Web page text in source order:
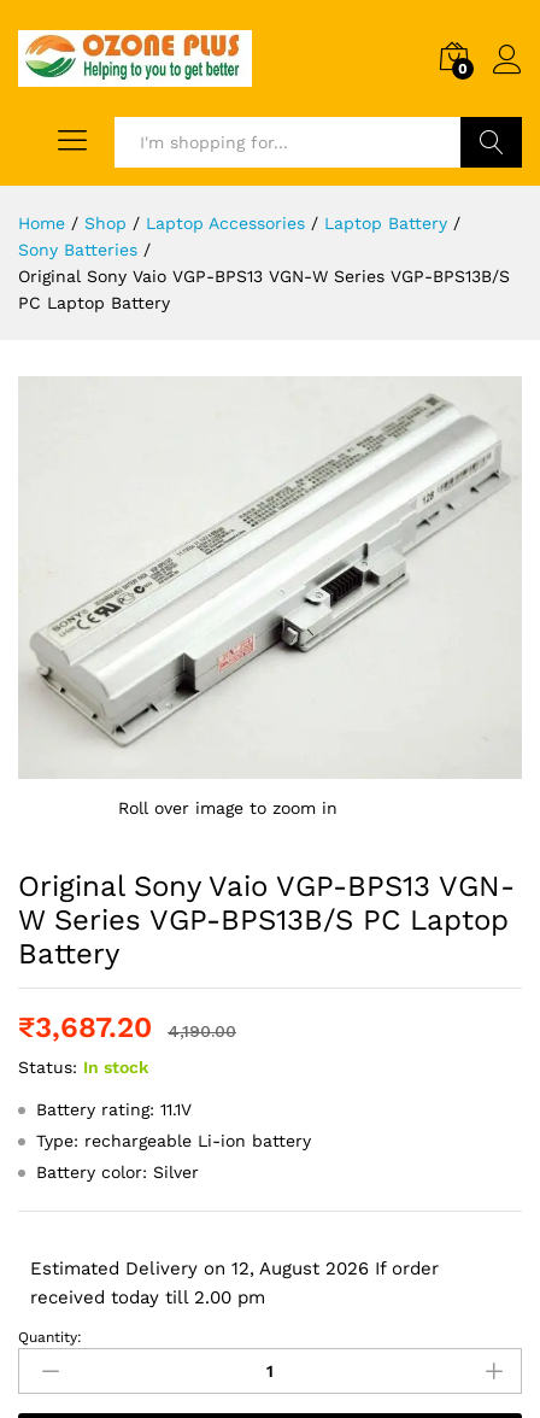
0
Home / Shop / Laptop Accessories / Laptop Battery /
Sony Batteries /
Original Sony Vaio VGP-BPS13 VGN-W Series VGP-BPS13B/S
PC Laptop Battery
Roll over image to zoom in
Original Sony Vaio VGP-BPS13 VGN-
W Series VGP-BPS13B/S PC Laptop
Battery
₹3,687.20
4,190.00
Status: In stock
Battery rating: 11.1V
Type: rechargeable Li-ion battery
Battery color: Silver
Estimated Delivery on 12, August 2026 If order
received today till 2.00 pm
Original
Sony
Vaio
Quantity: